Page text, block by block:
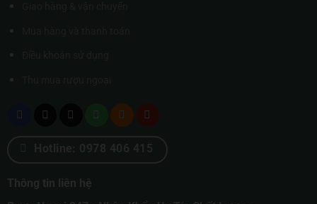
Hotline: 0978 406 415
Thông tin liên hệ